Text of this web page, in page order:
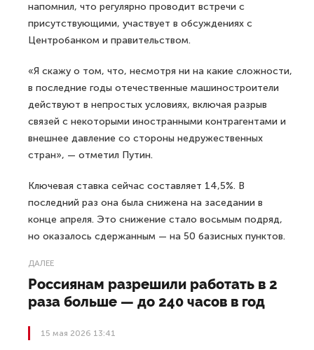
напомнил, что регулярно проводит встречи с
присутствующими, участвует в обсуждениях с
Центробанком и правительством.
«Я скажу о том, что, несмотря ни на какие сложности,
в последние годы отечественные машиностроители
действуют в непростых условиях, включая разрыв
связей с некоторыми иностранными контрагентами и
внешнее давление со стороны недружественных
стран», — отметил Путин.
Ключевая ставка сейчас составляет 14,5%. В
последний раз она была снижена на заседании в
конце апреля. Это снижение стало восьмым подряд,
но оказалось сдержанным — на 50 базисных пунктов.
ДАЛЕЕ
Россиянам разрешили работать в 2
раза больше — до 240 часов в год
15 мая 2026 13:41